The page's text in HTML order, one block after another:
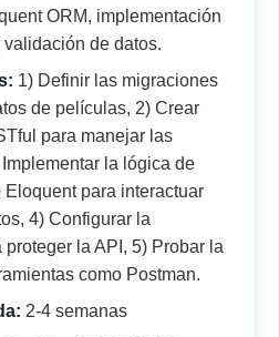
ORM, implementación
de datos.
1) Definir las migraciones
de películas, 2) Crear
para manejar las
la lógica de
para interactuar
4) Configurar la
la API, 5) Probar la
como Postman.
2-4 semanas